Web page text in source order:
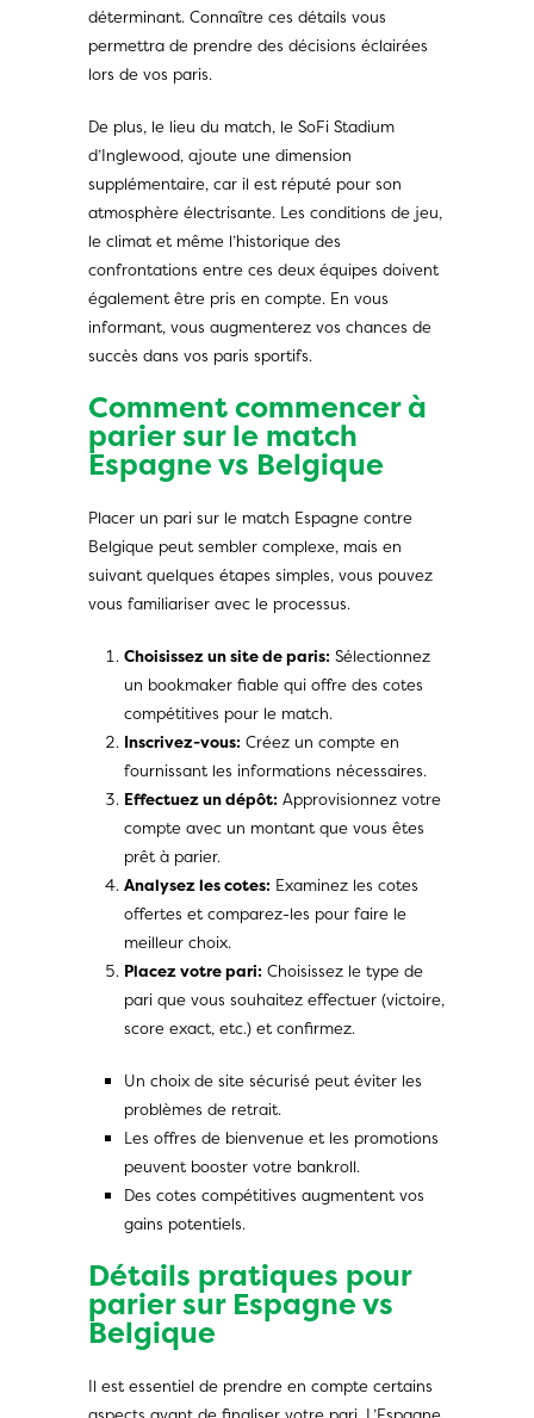
déterminant. Connaître ces détails vous
permettra de prendre des décisions éclairées
lors de vos paris.
De plus, le lieu du match, le SoFi Stadium
d’Inglewood, ajoute une dimension
supplémentaire, car il est réputé pour son
atmosphère électrisante. Les conditions de jeu,
le climat et même l’historique des
confrontations entre ces deux équipes doivent
également être pris en compte. En vous
informant, vous augmenterez vos chances de
succès dans vos paris sportifs.
Comment commencer à
parier sur le match
Espagne vs Belgique
Placer un pari sur le match Espagne contre
Belgique peut sembler complexe, mais en
suivant quelques étapes simples, vous pouvez
vous familiariser avec le processus.
Choisissez un site de paris: Sélectionnez
un bookmaker fiable qui offre des cotes
compétitives pour le match.
Inscrivez-vous: Créez un compte en
fournissant les informations nécessaires.
Effectuez un dépôt: Approvisionnez votre
compte avec un montant que vous êtes
prêt à parier.
Analysez les cotes: Examinez les cotes
offertes et comparez-les pour faire le
meilleur choix.
Placez votre pari: Choisissez le type de
pari que vous souhaitez effectuer (victoire,
score exact, etc.) et confirmez.
Un choix de site sécurisé peut éviter les
problèmes de retrait.
Les offres de bienvenue et les promotions
peuvent booster votre bankroll.
Des cotes compétitives augmentent vos
gains potentiels.
Détails pratiques pour
parier sur Espagne vs
Belgique
Il est essentiel de prendre en compte certains